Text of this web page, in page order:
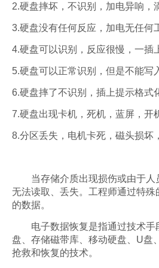
2.硬盘摔坏，不识别，加电异响，
3.硬盘没有任何反应，加电无任何
4.硬盘可以识别，反应很慢，一插
5.硬盘可以正常识别，但是不能写
6.硬盘摔了不识别，插上提示格式
7.硬盘出现卡机，死机，蓝屏，开
8.分区丢失，电机卡死，磁头损坏
当存储介质出现损伤或由于人
无法读取、丢失。工程师通过特
的数据。
电子数据恢复是指通过技术手
盘、存储磁带库、移动硬盘、U盘
抢救和恢复的技术。